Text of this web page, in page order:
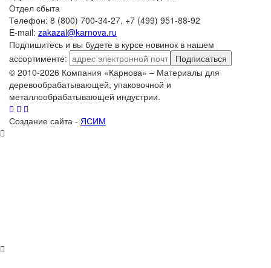
Отдел сбыта
Телефон: 8 (800) 700-34-27, +7 (499) 951-88-92
E-mail: zakazal@karnova.ru
Подпишитесь и вы будете в курсе новинок в нашем
ассортименте:
Подписаться
© 2010-2026 Компания «Карнова» – Материалы для
деревообрабатывающей, упаковочной и
металлообрабатывающей индустрии.
Создание сайта - ЯСИМ